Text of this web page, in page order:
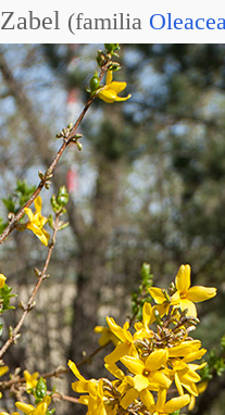
Zabel (familia